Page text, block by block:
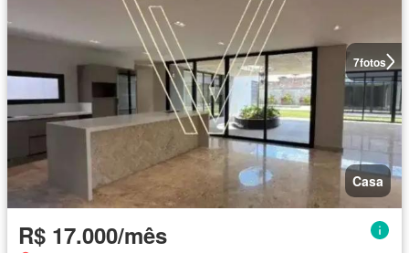
7fotos
Casa
R$ 17.000/mês